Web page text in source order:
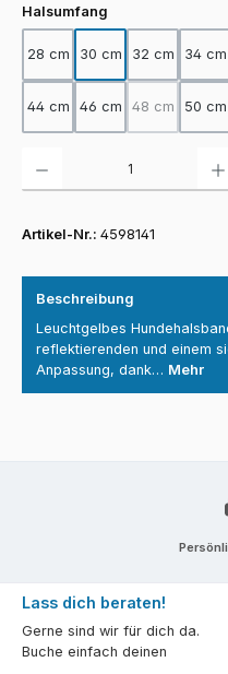
Halsumfang
28 cm 30 cm 32 cm 34 cm
44 cm 46 cm 48 cm
(Diese
50 cm
Artikel-Nr.: 4598141
Beschreibung
Leuchtgelbes
reflektierenden und einem
Anpassung, dank… Mehr
Lass dich beraten!
Gerne sind wir für dich da.
Buche einfach deinen